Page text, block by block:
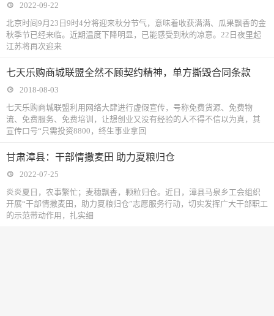
2022-09-22
北京时间9月23日9时4分将迎来秋分节气，意味着收获满满、瓜果飘香的金
秋季节已经来临。近期温度下降明显，已能感受到秋的凉意。22日夜里起
江苏将再次迎来
七天乐购商城联盟全然不顾契约精神，单方撕毁合同条款
2018-08-03
七天乐购商城联盟利用网络大肆进行虚假宣传，号称免费货源、免费物
流、免费服务、免费培训，让想创业又没有经验的人不得不信以为真，其
宣传口号“只需投资8800，终生事业拿回
甘肃漳县：干部情撒麦田 助力夏粮归仓
2022-07-25
炎炎夏日，农事繁忙；麦穗飘香，颗粒归仓。近日，漳县马泉乡工会组织
开展“干部情撒麦田，助力夏粮归仓”志愿服务行动，切实发挥广大干部职工
的示范带动作用，扎实细